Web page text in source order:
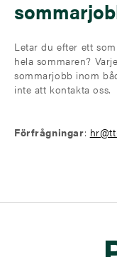
Letar du efter ett
hela sommaren?
sommarjobb inom
inte att kontakta oss.
Förfrågningar: